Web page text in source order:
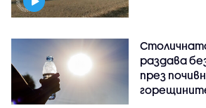
раздава
през